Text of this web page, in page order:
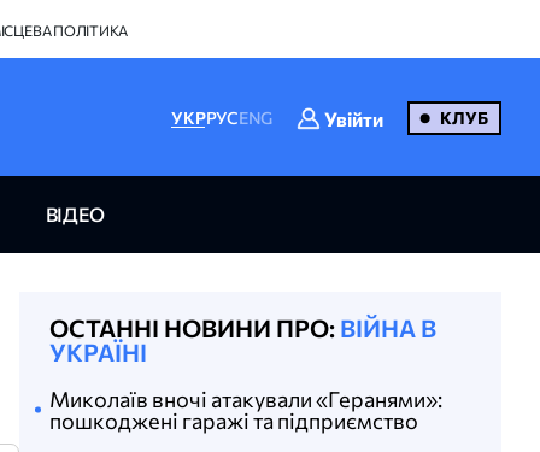
ПОЛІТИКА
УКРРУСENG Увійти КЛУБ
ВІДЕО
ОСТАННІ НОВИНИ ПРО: ВІЙНА В
УКРАЇНІ
Миколаїв вночі атакували «Геранями»:
пошкоджені гаражі та підприємство